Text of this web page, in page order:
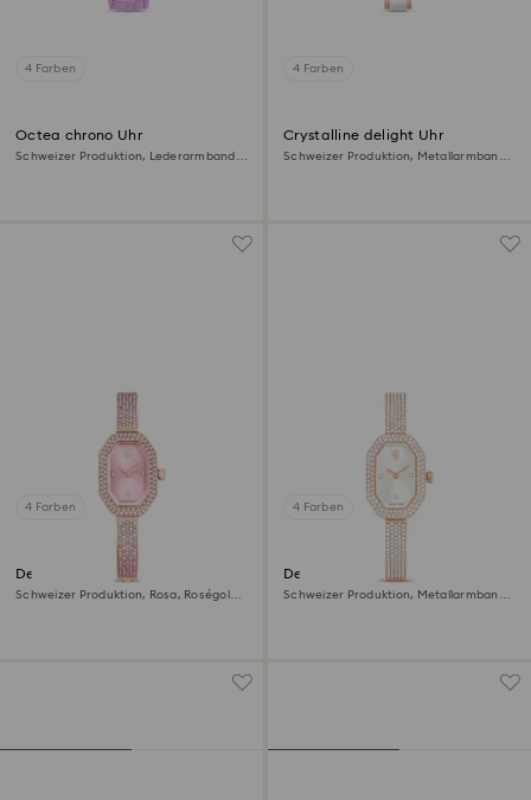
4 Farben
Octea chrono Uhr
Schweizer Produktion, Lederarmband,
4 Farben
Crystalline delight Uhr
Schweizer Produktion, Metallarmband,
4 Farben
Dextera Armreifuhr
Schweizer Produktion, Rosa, Roségold-
4 Farben
Dextera bangle Uhr
Schweizer Produktion, Metallarmband,